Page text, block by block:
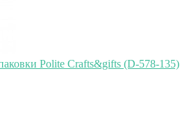
Polite Crafts&gifts (D-578-135)